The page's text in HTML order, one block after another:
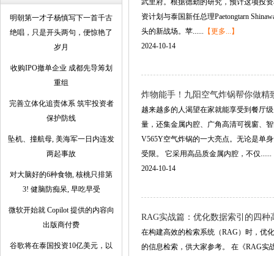
明朝第一才子杨慎写下一首千古
绝唱，只是开头两句，便惊艳了
岁月
收购IPO撤单企业 成都先导筹划
重组
完善立体化追责体系 筑牢投资者
保护防线
坠机、撞航母, 美海军一日内连发
两起事故
对大脑好的6种食物, 核桃只排第
3! 健脑防痴呆, 早吃早受
微软开始就 Copilot 提供的内容向
出版商付费
谷歌将在泰国投资10亿美元，以
武里府。根据德勤的研究，预计这项投
资计划与泰国新任总理Paetongtarn
头的新战场。苹...... 【更多...】
2024-10-14
炸物能手！九阳空气炸锅帮你做精
越来越多的人渴望在家就能享受到餐厅
量，还集金属内腔、广角高清可视窗、
V565Y空气炸锅的一大亮点。无论是单
受限。 它采用高品质金属内腔，不仅......
2024-10-14
RAG实战篇：优化数据索引的四
在构建高效的检索系统（RAG）时，优
的信息检索，供大家参考。 在《RAG实